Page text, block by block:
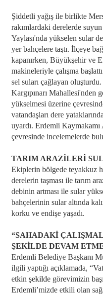
Şiddetli yağış ile birlikte
rakımlardaki derelerde
Yaylası'nda yükselen sular
yer bahçelere taştı. İlçeye
kapanırken, Büyükşehir ve
makineleriyle çalışma
sel suları çağlayan oluşturdu.
Kargıpınarı Mahallesi'nden
yükselmesi üzerine
vatandaşları dere
uyardı. Erdemli
çevresinde incelemelerde
TARIM ARAZİLERİ
Ekiplerin bölgede teyakkuz
derelerin taşması ile tarım
debinin artması ile sular
bahçelerinin sular altında
korku ve endişe yaşadı.
“SAHADAKİ
ŞEKİLDE DEVAM
Erdemli Belediye Başkanı
ilgili yaptığı açıklamada,
etkin şekilde görevimizin
Erdemli’mizde etkili olan